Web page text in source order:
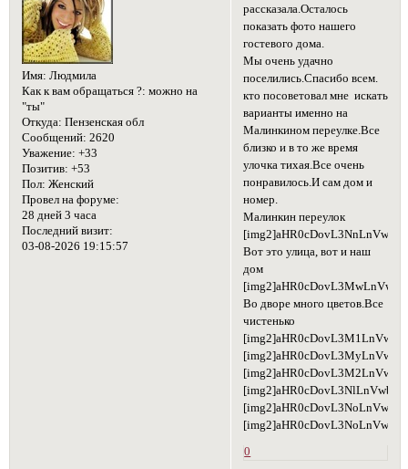
Имя: Людмила
Как к вам обращаться ?: можно на
"ты"
Откуда: Пензенская обл
Сообщений: 2620
Уважение: +33
Позитив: +53
Пол: Женский
Провел на форуме:
28 дней 3 часа
Последний визит:
03-08-2026 19:15:57
рассказала.Осталось
показать фото нашего
гостевого дома.
Мы очень удачно
поселились.Спасибо всем.
кто посоветовал мне искать
варианты именно на
Малинкином переулке.Все
близко и в то же время
улочка тихая.Все очень
понравилось.И сам дом и
номер.
Малинкин переулок
Вот это улица, вот и наш
дом
Во дворе много цветов.Все
чистенько
0